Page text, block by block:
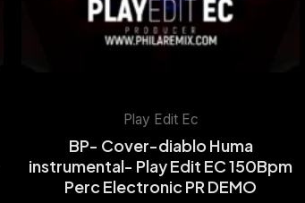
Play Edit Ec
BP- Cover-diablo Huma
instrumental- Play Edit EC 150Bpm
Perc Electronic PR DEMO